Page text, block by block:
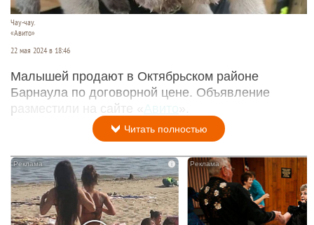
Чау-чау.
«Авито»
22 мая 2024 в 18:46
Малышей продают в Октябрьском районе
Барнаула по договорной цене. Объявление
разместили на сайте «
Авито
Читать полностью
i